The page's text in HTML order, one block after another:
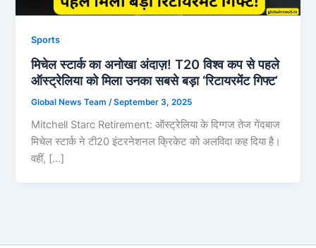
Sports
मिचेल स्टार्क का अनोखा अंदाज़! T20 विश्व कप से पहले
ऑस्ट्रेलिया को मिला उनका सबसे बड़ा ‘रिटायरमेंट गिफ्ट’
Global News Team /September 3, 2025
Mitchell Starc Retirement: ऑस्ट्रेलिया के दिग्गज तेज गेंदबाज
मिचेल स्टार्क ने टी20 इंटरनेशनल क्रिकेट को अलविदा कह दिया है।
वहीं, […]